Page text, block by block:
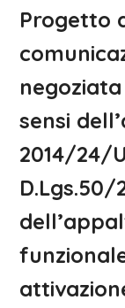
Progetto
sensi
2014/24/